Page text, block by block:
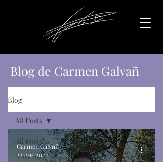
Blog de Carmen Galvañ
Blog
All Posts
Noticias
All Posts
Carmen Galvañ
22 ene 2022